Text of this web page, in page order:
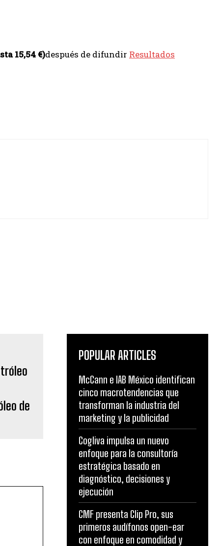
15,54 €)después de difundir Resultados
de
POPULAR ARTICLES
McCann e IAB México identifican
cinco macrotendencias que
transforman la industria del
marketing y la publicidad
Cogliva impulsa un nuevo
enfoque para la consultoría
estratégica basado en
diagnóstico, decisiones y
ejecución
CMF presenta Clip Pro, sus
primeros audífonos open-ear
con enfoque en comodidad y